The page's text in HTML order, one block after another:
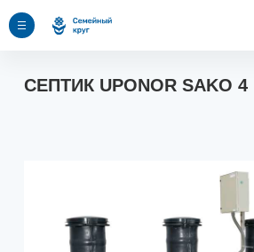
СЕПТИК UPONOR SAKO 4